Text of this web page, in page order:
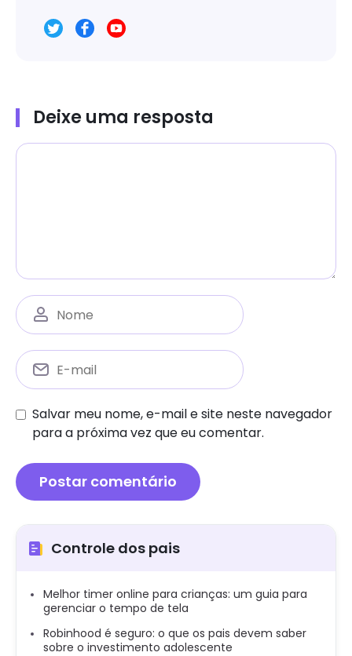
Deixe uma resposta
Salvar meu nome, e-mail e site neste navegador
para a próxima vez que eu comentar.
Controle dos pais
Melhor timer online para crianças: um guia para
gerenciar o tempo de tela
Robinhood é seguro: o que os pais devem saber
sobre o investimento adolescente